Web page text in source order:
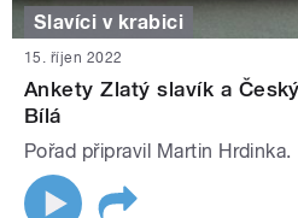
Slavíci v krabici
15. říjen 2022
Ankety Zlatý slavík a
Bílá
Pořad připravil Martin Hrdinka.